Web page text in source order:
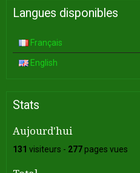
Langues disponibles
Français
English
Stats
Aujourd'hui
131 visiteurs - 277pages vues